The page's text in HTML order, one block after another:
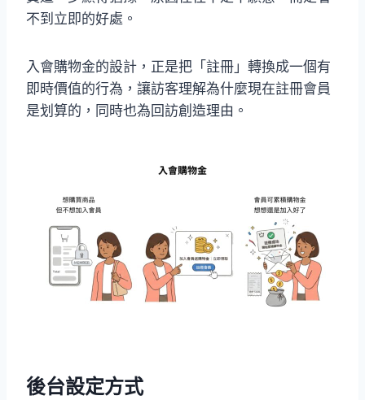
不到立即的好處。
入會購物金的設計，正是把「註冊」轉換成一個有
即時價值的行為，讓訪客理解為什麼現在註冊會員
是划算的，同時也為回訪創造理由。
後台設定方式